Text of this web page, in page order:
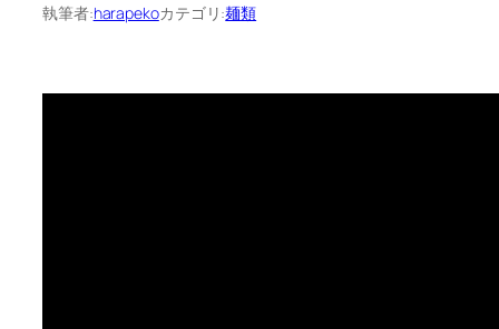
執筆者:harapekoカテゴリ:麺類